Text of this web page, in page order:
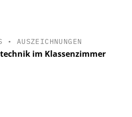
• AUSZEICHNUNGEN
im Klassenzimmer